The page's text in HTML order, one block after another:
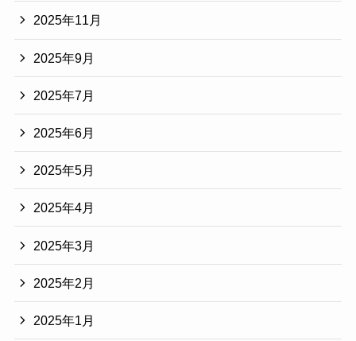
2025年11月
2025年9月
2025年7月
2025年6月
2025年5月
2025年4月
2025年3月
2025年2月
2025年1月